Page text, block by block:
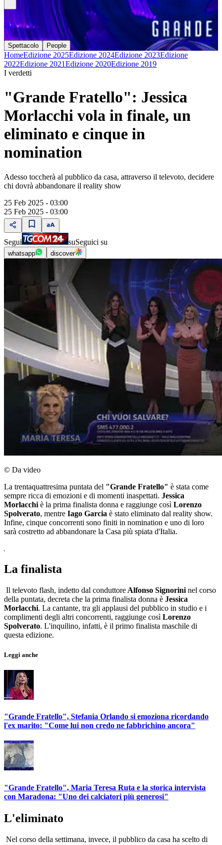
2024
Spettacolo People
HomeEdizione 2025Edizione 2024Edizione 2023Edizione
2022Edizione 2021Edizione 2020Edizione 2019
I verdetti
"Grande Fratello": Jessica
Morlacchi vola in finale, un
eliminato e cinque in
nomination
Adesso toccherà al pubblico da casa, attraverso il televoto, decidere
chi dovrà abbandonare il reality show
25 Feb 2025 - 03:00
25 Feb 2025 - 03:00
Segui suSeguici su
whatsapp discover
© Da video
La trentaquattresima puntata del "Grande Fratello" è stata come
sempre ricca di emozioni e di momenti inaspettati. Jessica
Morlacchi è la prima finalista donna e raggiunge così Lorenzo
Spolverato, mentre Iago Garcia è stato eliminato dal reality show.
Infine, cinque concorrenti sono finiti in nomination e uno di loro
sarà costretto ad abbandonare la Casa più spiata d'Italia.
La finalista
Il televoto flash, indetto dal conduttore Alfonso Signorini nel corso
della puntata, decreta che la prima finalista donna è Jessica
Morlacchi. La cantante, tra gli applausi del pubblico in studio e i
complimenti degli altri concorrenti, raggiunge così Lorenzo
Spolverato. L'inquilino, infatti, è il primo finalista maschile di
questa edizione.
Leggi anche
"Grande Fratello", Stefania Orlando si emoziona ricordando
l'ex marito: "Come lui non credo ne fabbrichino ancora"
"Grande Fratello", Maria Teresa Ruta e la storica intervista
con Maradona: "Uno dei calciatori più generosi"
L'eliminato
Nel corso della settimana, invece, il pubblico da casa ha scelto di